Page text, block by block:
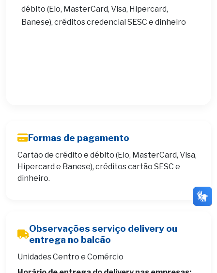
débito (Elo, MasterCard, Visa, Hipercard,
Banese), créditos credencial SESC e dinheiro
Formas de pagamento
Cartão de crédito e débito (Elo, MasterCard, Visa,
Hipercard e Banese), créditos cartão SESC e
dinheiro.
Observações serviço delivery ou
entrega no balcão
Unidades Centro e Comércio